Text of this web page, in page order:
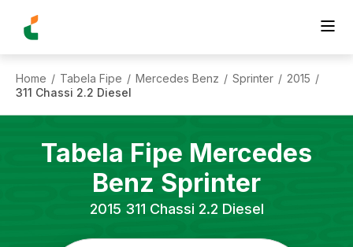
Home / Tabela Fipe / Mercedes Benz / Sprinter / 2015 /
311 Chassi 2.2 Diesel
Tabela Fipe Mercedes
Benz Sprinter
2015 311 Chassi 2.2 Diesel